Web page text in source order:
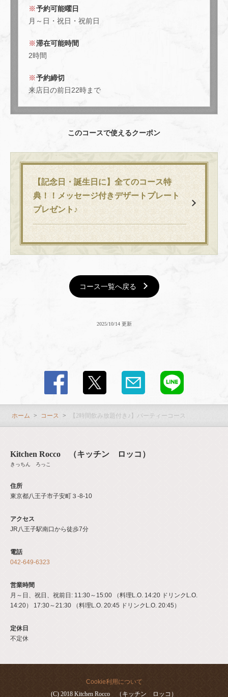
予約可能曜日
月～日・祝日・祝前日
滞在可能時間
2時間
予約締切
来店日の前日22時まで
このコースで使えるクーポン
【記念日・誕生日に】全てのコース特
典！！メッセージ付きデザートプレート
プレゼント♪
コース一覧へ戻る
2025/10/14 更新
ホーム コース 【2時間飲み放題付き♪】パーティーコース
Kitchen Rocco （キッチン ロッコ）
きっちん ろっこ
住所
東京都八王子市子安町３‐8‐10
アクセス
JR八王子駅南口から徒歩7分
電話
042-649-6323
営業時間
月～日、祝日、祝前日: 11:30～15:00 （料理L.O. 14:20 ドリンクL.O.
14:20） 17:30～21:30 （料理L.O. 20:45 ドリンクL.O. 20:45）
定休日
不定休
Cookie利用について
(C) 2018 Kitchen Rocco （キッチン ロッコ）
東京都八王子市子安町３‐8‐10
https://kitchenrocco.owst.jp/courses/208856360
お店情報をコピー